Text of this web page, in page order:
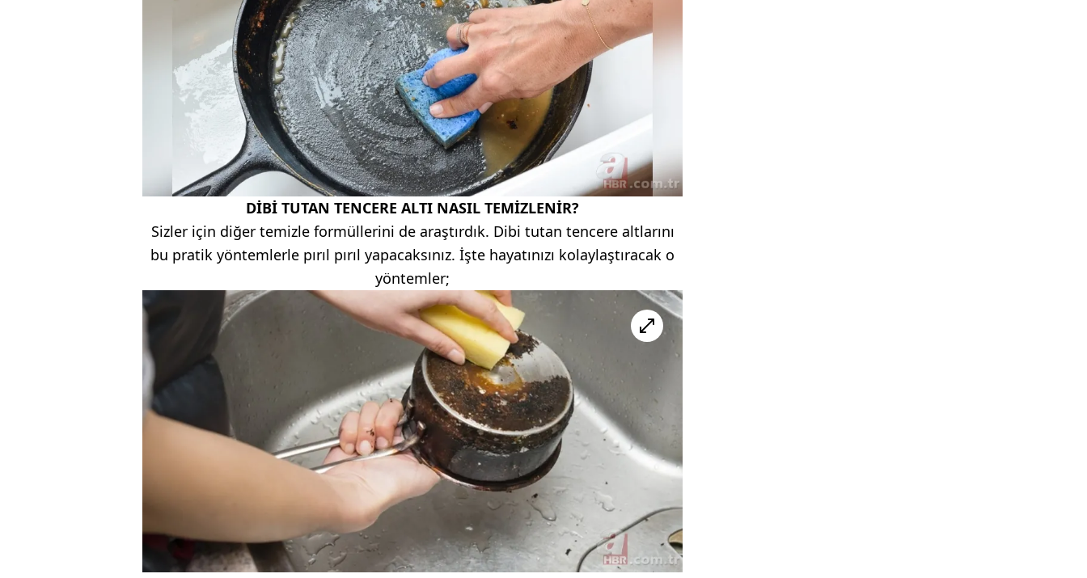
DİBİ TUTAN TENCERE ALTI NASIL TEMİZLENİR?
Sizler için diğer temizle formüllerini de araştırdık. Dibi tutan tencere altlarını
bu pratik yöntemlerle pırıl pırıl yapacaksınız. İşte hayatınızı kolaylaştıracak o
yöntemler;